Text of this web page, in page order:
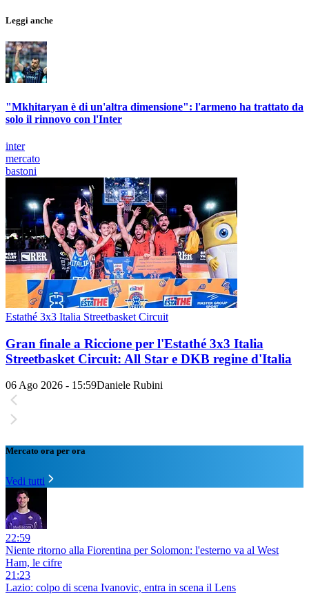
Leggi anche
"Mkhitaryan è di un'altra dimensione": l'armeno ha trattato da
solo il rinnovo con l'Inter
inter
mercato
bastoni
Estathé 3x3 Italia Streetbasket Circuit
Gran finale a Riccione per l'Estathé 3x3 Italia
Streetbasket Circuit: All Star e DKB regine d'Italia
06 Ago 2026 - 15:59Daniele Rubini
Mercato ora per ora
Vedi tutti
22:59
Niente ritorno alla Fiorentina per Solomon: l'esterno va al West
Ham, le cifre
21:23
Lazio: colpo di scena Ivanovic, entra in scena il Lens